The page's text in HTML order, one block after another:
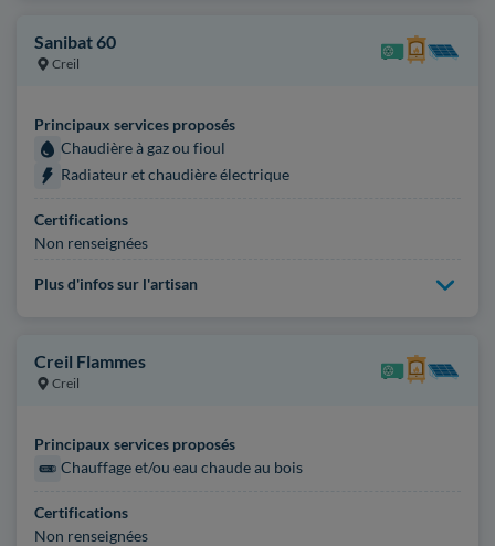
Sanibat 60
Creil
Principaux services proposés
Chaudière à gaz ou fioul
Radiateur et chaudière électrique
Certifications
Non renseignées
Plus d'infos sur l'artisan
Creil Flammes
Creil
Principaux services proposés
Chauffage et/ou eau chaude au bois
Certifications
Non renseignées